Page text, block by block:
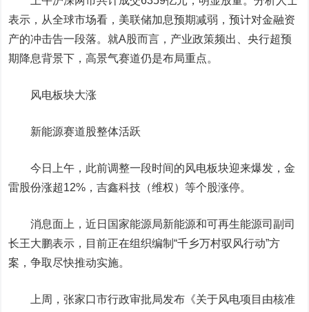
表示，从全球市场看，美联储加息预期减弱，预计对金融资
产的冲击告一段落。就A股而言，产业政策频出、央行超预
期降息背景下，高景气赛道仍是布局重点。
风电板块大涨
新能源赛道股整体活跃
今日上午，此前调整一段时间的风电板块迎来爆发，金
雷股份涨超12%，吉鑫科技 （维权）等个股涨停。
消息面上，近日国家能源局新能源和可再生能源司副司
长王大鹏表示，目前正在组织编制“千乡万村驭风行动”方
案，争取尽快推动实施。
上周，张家口市行政审批局发布《关于风电项目由核准